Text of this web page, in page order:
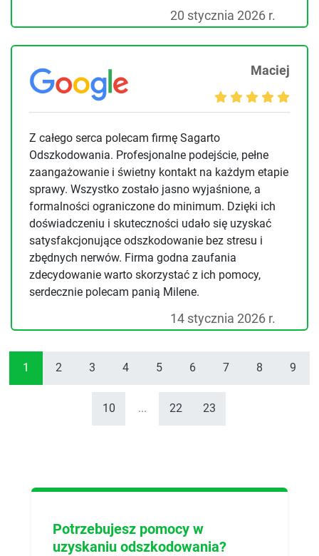
20 stycznia 2026 r.
Maciej
Z całego serca polecam firmę Sagarto
Odszkodowania. Profesjonalne podejście, pełne
zaangażowanie i świetny kontakt na każdym etapie
sprawy. Wszystko zostało jasno wyjaśnione, a
formalności ograniczone do minimum. Dzięki ich
doświadczeniu i skuteczności udało się uzyskać
satysfakcjonujące odszkodowanie bez stresu i
zbędnych nerwów. Firma godna zaufania
zdecydowanie warto skorzystać z ich pomocy,
serdecznie polecam panią Milene.
14 stycznia 2026 r.
1 2 3 4 5 6 7 8 9
10 ... 22 23
Potrzebujesz pomocy w
uzyskaniu odszkodowania?